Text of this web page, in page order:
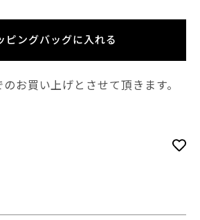
ピングバッグに入れる
お買い上げとさせて頂きます。